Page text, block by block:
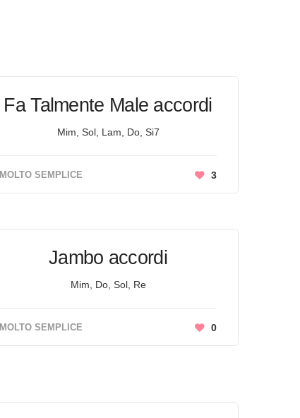
Fa Talmente Male accordi
Mim, Sol, Lam, Do, Si7
MOLTO SEMPLICE 3
Jambo accordi
Mim, Do, Sol, Re
MOLTO SEMPLICE 0